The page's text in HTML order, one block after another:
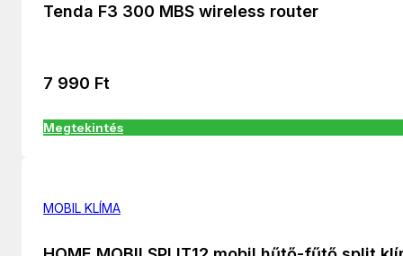
Tenda F3 300 MBS wireless router
7 990 Ft
Megtekintés
MOBIL KLÍMA